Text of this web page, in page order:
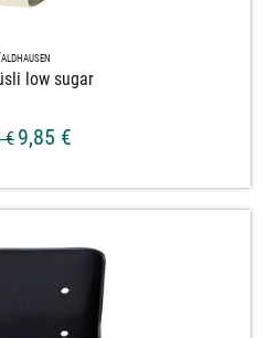
low sugar
€ 9,85 €